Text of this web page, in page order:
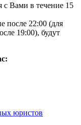
с Вами в течение 15
после 22:00 (для
19:00), будут
юристов